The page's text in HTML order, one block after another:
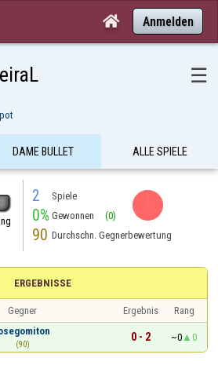
 Anmelden
☰
DAME BULLET ALLE SPIELE
2 Spiele
0% Gewonnen (0)
90 Durchschn. Gegnerbewertung
ERGEBNISSE
Gegner Ergebnis
Rang
(90)
0 - 2 ~0 0